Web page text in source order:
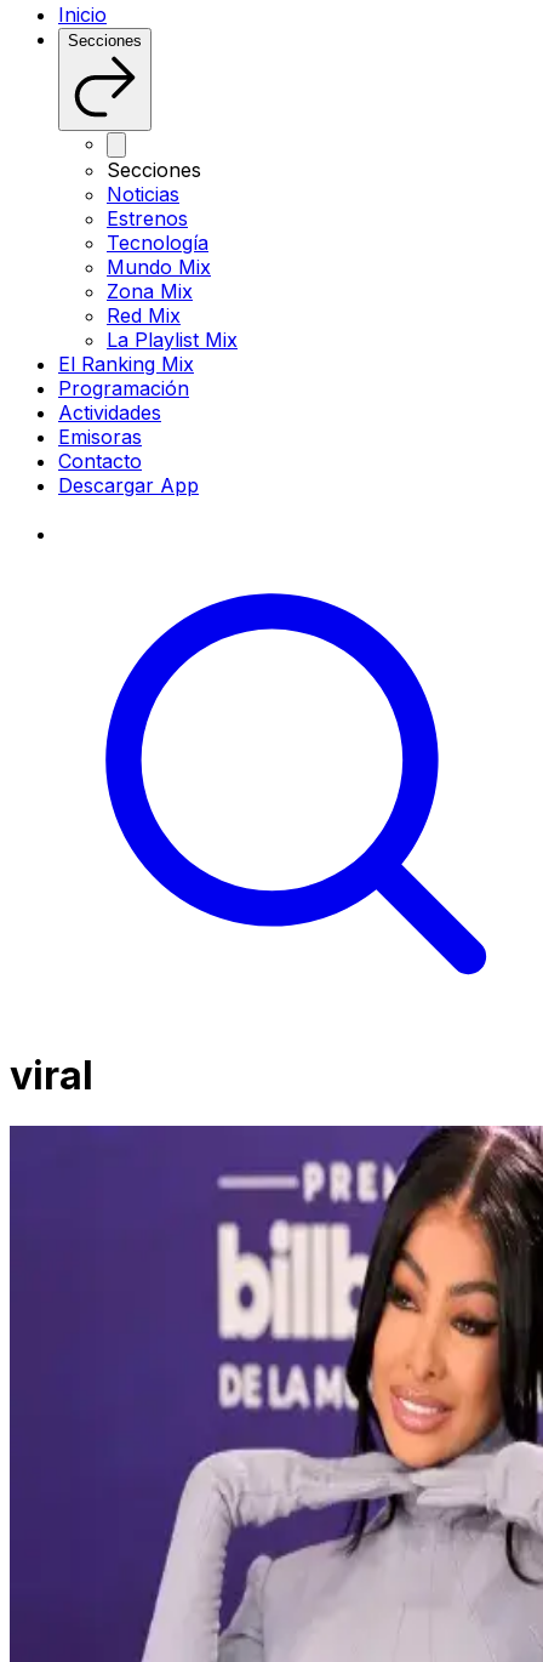
Inicio
Secciones
Secciones
Noticias
Estrenos
Tecnología
Mundo Mix
Zona Mix
Red Mix
La Playlist Mix
El Ranking Mix
Programación
Actividades
Emisoras
Contacto
Descargar App
viral